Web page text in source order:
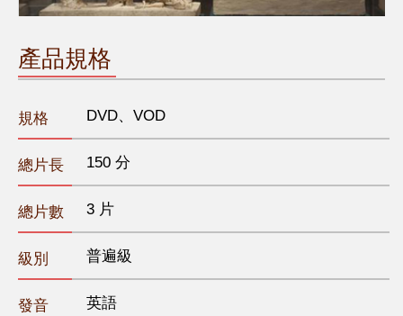
產品規格
規格 DVD、VOD
總片長 150 分
總片數 3 片
級別 普遍級
發音 英語